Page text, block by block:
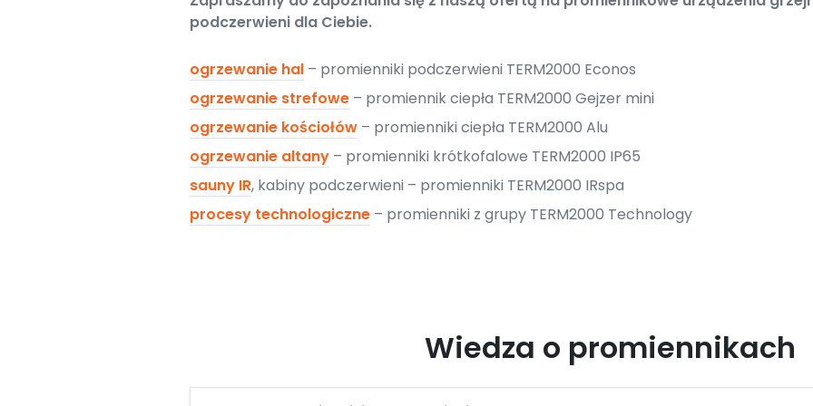
podczerwieni dla Ciebie.
ogrzewanie hal – promienniki podczerwieni TERM2000 Econos
ogrzewanie strefowe – promiennik ciepła TERM2000 Gejzer mini
ogrzewanie kościołów – promienniki ciepła TERM2000 Alu
ogrzewanie altany – promienniki krótkofalowe TERM2000 IP65
sauny IR, kabiny podczerwieni – promienniki TERM2000 IRspa
procesy technologiczne – promienniki z grupy TERM2000 Technology
Wiedza o promiennikach